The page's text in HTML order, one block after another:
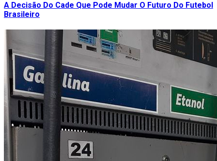
A Decisão Do Cade Que Pode Mudar O Futuro Do Futebol
Brasileiro